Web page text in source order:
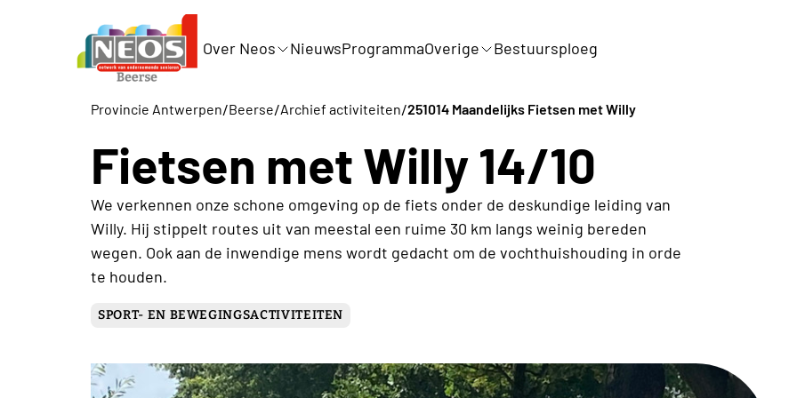
Over Neos NieuwsProgrammaOverige Bestuursploeg
Provincie Antwerpen/Beerse/Archief activiteiten/251014 Maandelijks Fietsen met Willy
Fietsen met Willy 14/10
We verkennen onze schone omgeving op de fiets onder de deskundige leiding van
Willy. Hij stippelt routes uit van meestal een ruime 30 km langs weinig bereden
wegen. Ook aan de inwendige mens wordt gedacht om de vochthuishouding in orde
te houden.
SPORT- EN BEWEGINGSACTIVITEITEN